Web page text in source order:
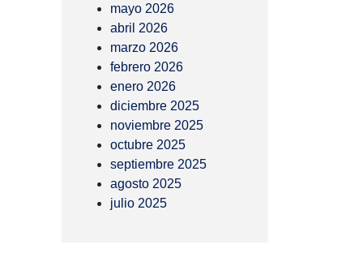
mayo 2026
abril 2026
marzo 2026
febrero 2026
enero 2026
diciembre 2025
noviembre 2025
octubre 2025
septiembre 2025
agosto 2025
julio 2025